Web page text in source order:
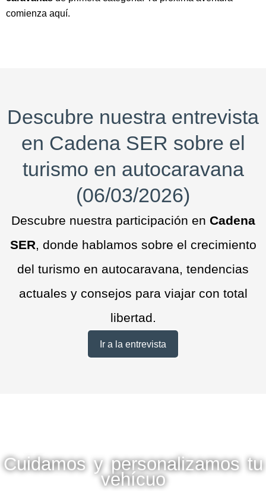
comienza aquí.
Descubre nuestra entrevista
en Cadena SER sobre el
turismo en autocaravana
(06/03/2026)
Descubre nuestra participación en Cadena
SER, donde hablamos sobre el crecimiento
del turismo en autocaravana, tendencias
actuales y consejos para viajar con total
libertad.
Ir a la entrevista
Cuidamos y personalizamos tu
vehícuo